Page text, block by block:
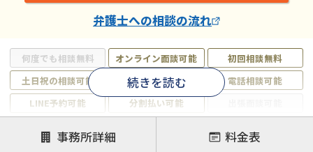
何度でも相談無料 オンライン面談可能
初回相談無料
土日祝の相談可能
19時以降電話可能
電話相談可能
LINE予約可能
分割払い可能
続きを読む
弁護士への相談の流れ
事務所詳細 料金表